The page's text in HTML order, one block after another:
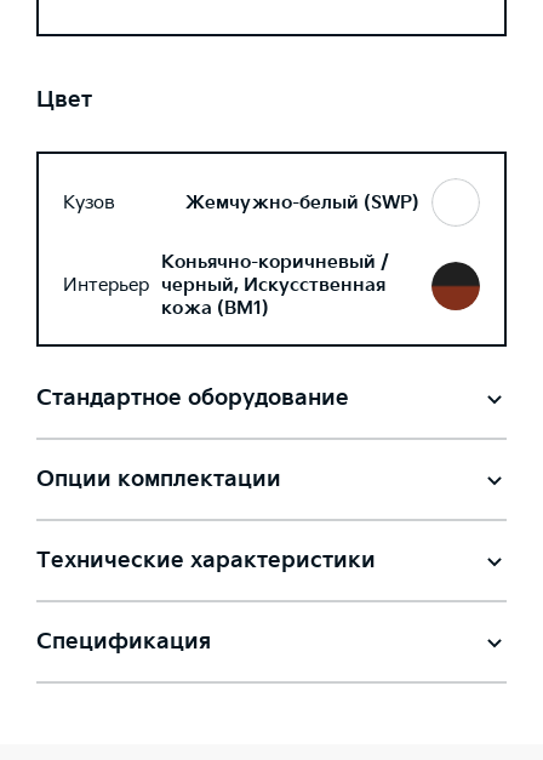
Цвет
Кузов Жемчужно-белый (SWP)
Интерьер
Коньячно-коричневый /
черный, Искусственная
кожа (BM1)
Стандартное оборудование
Опции комплектации
Технические характеристики
Спецификация